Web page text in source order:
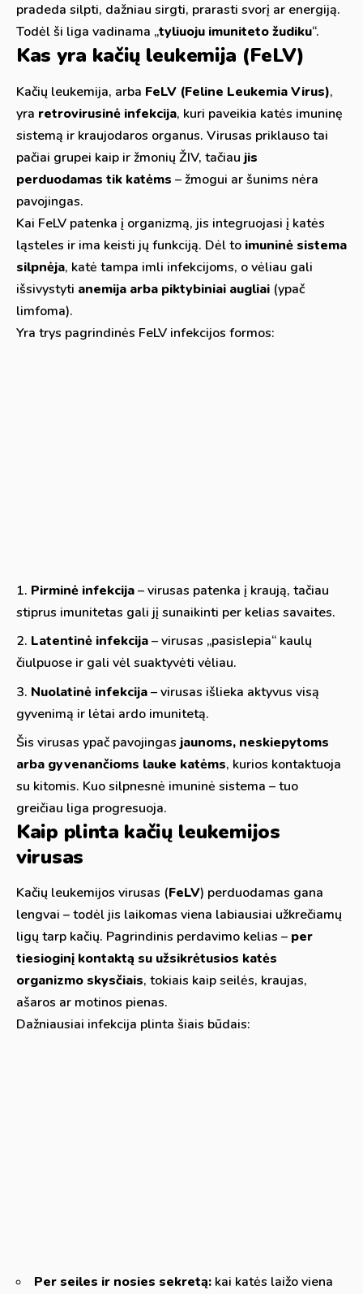
pradeda silpti, dažniau sirgti, prarasti svorį ar energiją.
Todėl ši liga vadinama „tyliuoju imuniteto žudiku“.
Kas yra kačių leukemija (FeLV)
Kačių leukemija, arba FeLV (Feline Leukemia Virus),
yra retrovirusinė infekcija, kuri paveikia katės imuninę
sistemą ir kraujodaros organus. Virusas priklauso tai
pačiai grupei kaip ir žmonių ŽIV, tačiau jis
perduodamas tik katėms – žmogui ar šunims nėra
pavojingas.
Kai FeLV patenka į organizmą, jis integruojasi į katės
ląsteles ir ima keisti jų funkciją. Dėl to imuninė sistema
silpnėja, katė tampa imli infekcijoms, o vėliau gali
išsivystyti anemija arba piktybiniai augliai (ypač
limfoma).
Yra trys pagrindinės FeLV infekcijos formos:
Pirminė infekcija– virusas patenka į kraują, tačiau
stiprus imunitetas gali jį sunaikinti per kelias savaites.
Latentinė infekcija– virusas „pasislepia“ kaulų
čiulpuose ir gali vėl suaktyvėti vėliau.
Nuolatinė infekcija– virusas išlieka aktyvus visą
gyvenimą ir lėtai ardo imunitetą.
Šis virusas ypač pavojingas jaunoms, neskiepytoms
arba gyvenančioms lauke katėms, kurios kontaktuoja
su kitomis. Kuo silpnesnė imuninė sistema – tuo
greičiau liga progresuoja.
Kaip plinta kačių leukemijos
virusas
Kačių leukemijos virusas (FeLV) perduodamas gana
lengvai – todėl jis laikomas viena labiausiai užkrečiamų
ligų tarp kačių. Pagrindinis perdavimo kelias – per
tiesioginį kontaktą su užsikrėtusios katės
organizmo skysčiais, tokiais kaip seilės, kraujas,
ašaros ar motinos pienas.
Dažniausiai infekcija plinta šiais būdais:
Per seiles ir nosies sekretą: kai katės laižo viena